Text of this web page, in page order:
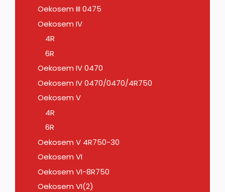
Oekosem III 0475
Oekosem IV
4R
6R
Oekosem IV 0470
Oekosem IV 0470/0470/4R750
Oekosem V
4R
6R
Oekosem V 4R750-30
Oekosem VI
Oekosem VI-8R750
Oekosem VI(2)